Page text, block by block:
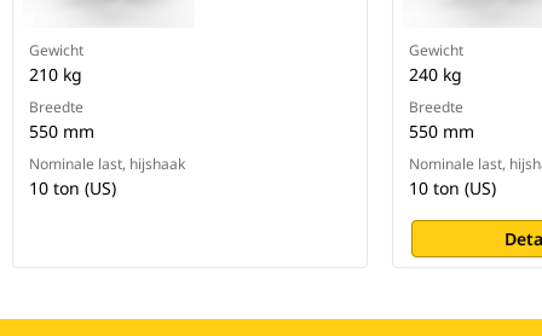
Gewicht
210 kg
Breedte
550 mm
Nominale last, hijshaak
10 ton (US)
Gewicht
240 kg
Breedte
550 mm
Nominale last,
10 ton (US)